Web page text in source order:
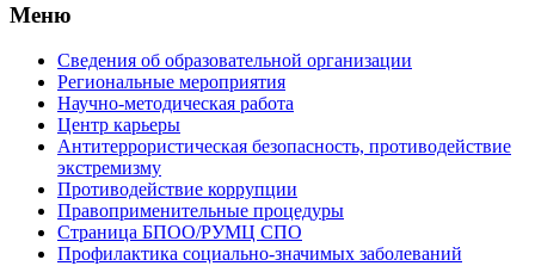
Меню
Сведения об образовательной организации
Региональные мероприятия
Научно-методическая работа
Центр карьеры
Антитеррористическая безопасность, противодействие
экстремизму
Противодействие коррупции
Правоприменительные процедуры
Страница БПОО/РУМЦ CПO
Профилактика социально-значимых заболеваний